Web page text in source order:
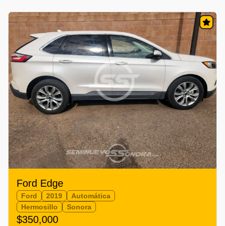
Ford Edge
Ford 2019
Automática
Hermosillo
Sonora
$350,000